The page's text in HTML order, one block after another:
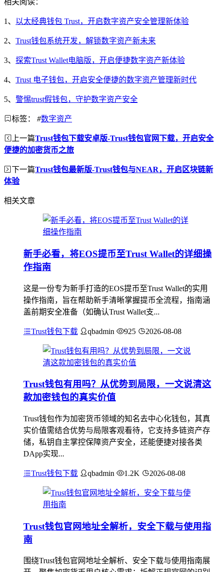
相关阅读：
1、 以太经典钱包 Trust，开启数字资产安全管理新体验
2、 Trust钱包系统开发，解锁数字资产新未来
3、 探索Trust Wallet电脑版，开启便捷数字资产新体验
4、 Trust 电子钱包，开启安全便捷的数字资产管理新时代
5、 警惕trust假钱包，守护数字资产安全
标签： #数字资产
上一篇Trust钱包下载安卓版-Trust钱包官网下载，开启安全
便捷的加密货币之旅
下一篇Trust钱包最新版-Trust钱包与NEAR，开启区块链新
体验
相关文章
新手必看，将EOS提币至Trust Wallet的详细操
作指南
这是一份专为新手打造的EOS提币至Trust Wallet的实用
操作指南，旨在帮助新手清晰掌握提币全流程，指南涵
盖前期安全准备（如确认Trust Wallet支...
Trust钱包下载 qbadmin 925 2026-08-08
Trust钱包有用吗？从优势到局限，一文说清这
款加密钱包的真实价值
Trust钱包作为加密货币领域的知名去中心化钱包，其真
实价值需结合优势与局限客观看待，它支持多链资产存
储，私钥自主掌控保障资产安全，还能便捷对接各类
DApp实现...
Trust钱包下载 qbadmin 1.2K 2026-08-08
Trust钱包官网地址全解析，安全下载与使用指
南
围绕Trust钱包官网地址全解析、安全下载与使用指南展